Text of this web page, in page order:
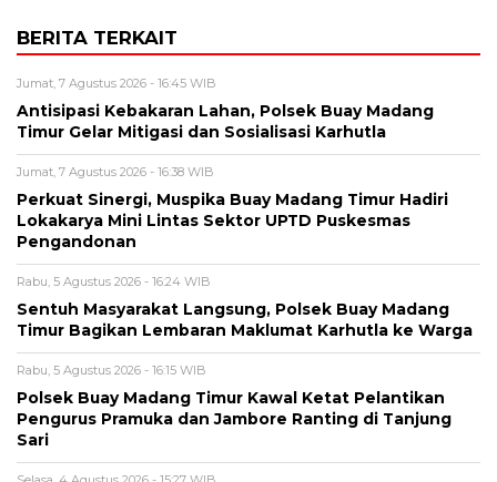
BERITA TERKAIT
Jumat, 7 Agustus 2026 - 16:45 WIB
Antisipasi Kebakaran Lahan, Polsek Buay Madang
Timur Gelar Mitigasi dan Sosialisasi Karhutla
Jumat, 7 Agustus 2026 - 16:38 WIB
Perkuat Sinergi, Muspika Buay Madang Timur Hadiri
Lokakarya Mini Lintas Sektor UPTD Puskesmas
Pengandonan
Rabu, 5 Agustus 2026 - 16:24 WIB
Sentuh Masyarakat Langsung, Polsek Buay Madang
Timur Bagikan Lembaran Maklumat Karhutla ke Warga
Rabu, 5 Agustus 2026 - 16:15 WIB
Polsek Buay Madang Timur Kawal Ketat Pelantikan
Pengurus Pramuka dan Jambore Ranting di Tanjung
Sari